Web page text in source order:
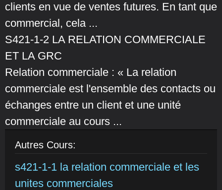
clients en vue de ventes futures. En tant que
commercial, cela ...
S421-1-2 LA RELATION COMMERCIALE
ET LA GRC
Relation commerciale : « La relation
commerciale est l'ensemble des contacts ou
échanges entre un client et une unité
commerciale au cours ...
Autres Cours:
s421-1-1 la relation commerciale et les
unites commerciales